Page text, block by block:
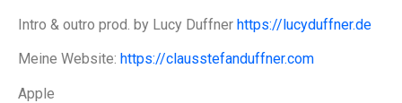
Intro & outro prod. by Lucy Duffner https://lucyduffner.de
Meine Website: https://clausstefanduffner.com
Apple